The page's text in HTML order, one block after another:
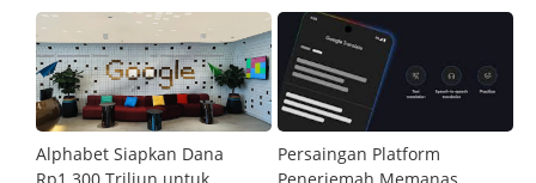
Alphabet Siapkan Dana
Rp1.300 Triliun untuk
Persaingan Platform
Penerjemah Memanas,